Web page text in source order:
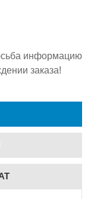
информацию
заказа!